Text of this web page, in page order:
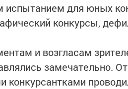
испытанием для юных
конкурсы,
и возгласам
замечательно.
конкурсантками